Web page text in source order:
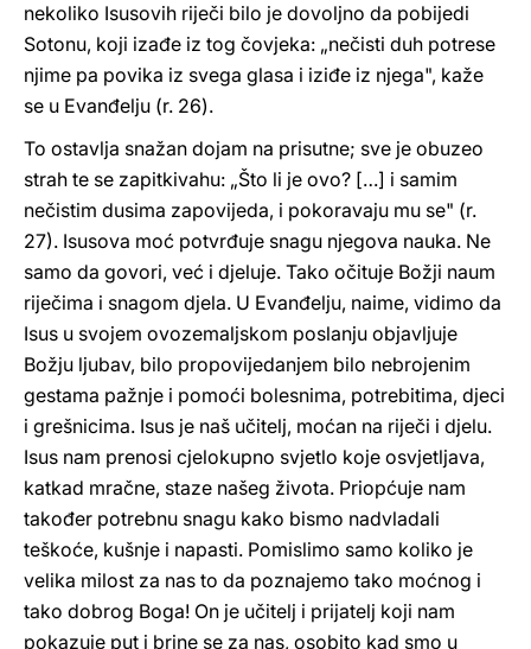
nekoliko Isusovih riječi bilo je dovoljno da pobijedi
Sotonu, koji izađe iz tog čovjeka: „nečisti duh potrese
njime pa povika iz svega glasa i iziđe iz njega", kaže
se u Evanđelju (r. 26).
To ostavlja snažan dojam na prisutne; sve je obuzeo
strah te se zapitkivahu: „Što li je ovo? […] i samim
nečistim dusima zapovijeda, i pokoravaju mu se" (r.
27). Isusova moć potvrđuje snagu njegova nauka. Ne
samo da govori, već i djeluje. Tako očituje Božji naum
riječima i snagom djela. U Evanđelju, naime, vidimo da
Isus u svojem ovozemaljskom poslanju objavljuje
Božju ljubav, bilo propovijedanjem bilo nebrojenim
gestama pažnje i pomoći bolesnima, potrebitima, djeci
i grešnicima. Isus je naš učitelj, moćan na riječi i djelu.
Isus nam prenosi cjelokupno svjetlo koje osvjetljava,
katkad mračne, staze našeg života. Priopćuje nam
također potrebnu snagu kako bismo nadvladali
teškoće, kušnje i napasti. Pomislimo samo koliko je
velika milost za nas to da poznajemo tako moćnog i
tako dobrog Boga! On je učitelj i prijatelj koji nam
pokazuje put i brine se za nas, osobito kad smo u